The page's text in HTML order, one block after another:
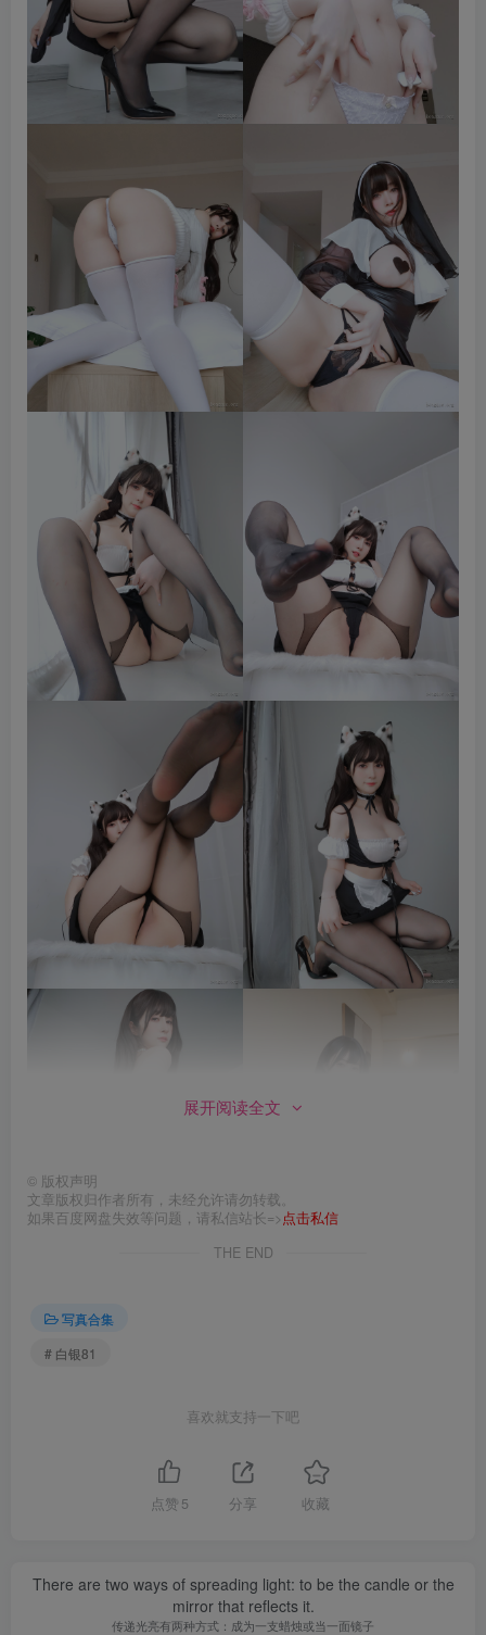
展开阅读全文
© 版权声明
文章版权归作者所有，未经允许请勿转载。
如果百度网盘失效等问题，请私信站长=>点击私信
THE END
写真合集
# 白银81
喜欢就支持一下吧
点赞 5 分享 收藏
There are two ways of spreading light: to be the candle or the
mirror that reflects it.
传递光亮有两种方式：成为一支蜡烛或当一面镜子